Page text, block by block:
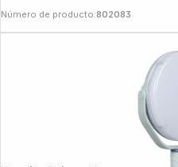
Número de producto:802083